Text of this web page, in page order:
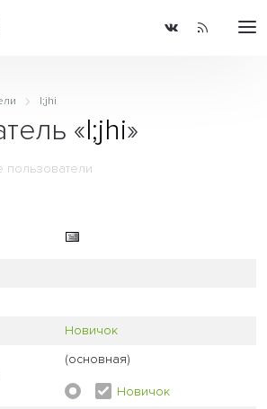
l;jhi
«l;jhi»
пользователи
Новичок
(основная)
Новичок